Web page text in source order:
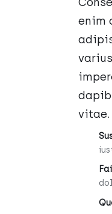
enim
vitae.